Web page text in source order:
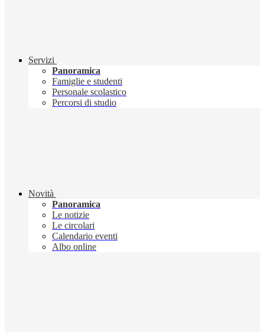
Servizi
Panoramica
Famiglie e studenti
Personale scolastico
Percorsi di studio
Novità
Panoramica
Le notizie
Le circolari
Calendario eventi
Albo online